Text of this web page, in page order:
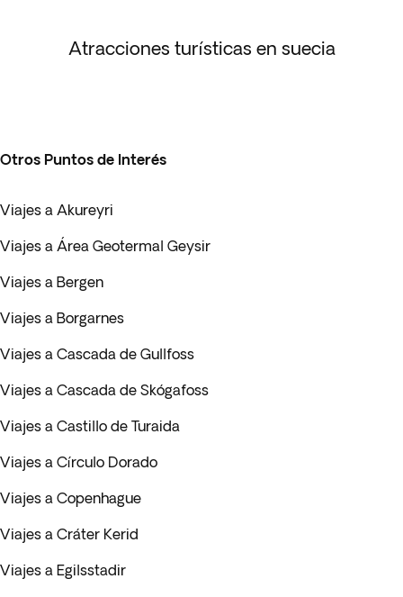
Atracciones turísticas en suecia
Otros Puntos de Interés
Viajes a Akureyri
Viajes a Área Geotermal Geysir
Viajes a Bergen
Viajes a Borgarnes
Viajes a Cascada de Gullfoss
Viajes a Cascada de Skógafoss
Viajes a Castillo de Turaida
Viajes a Círculo Dorado
Viajes a Copenhague
Viajes a Cráter Kerid
Viajes a Egilsstadir